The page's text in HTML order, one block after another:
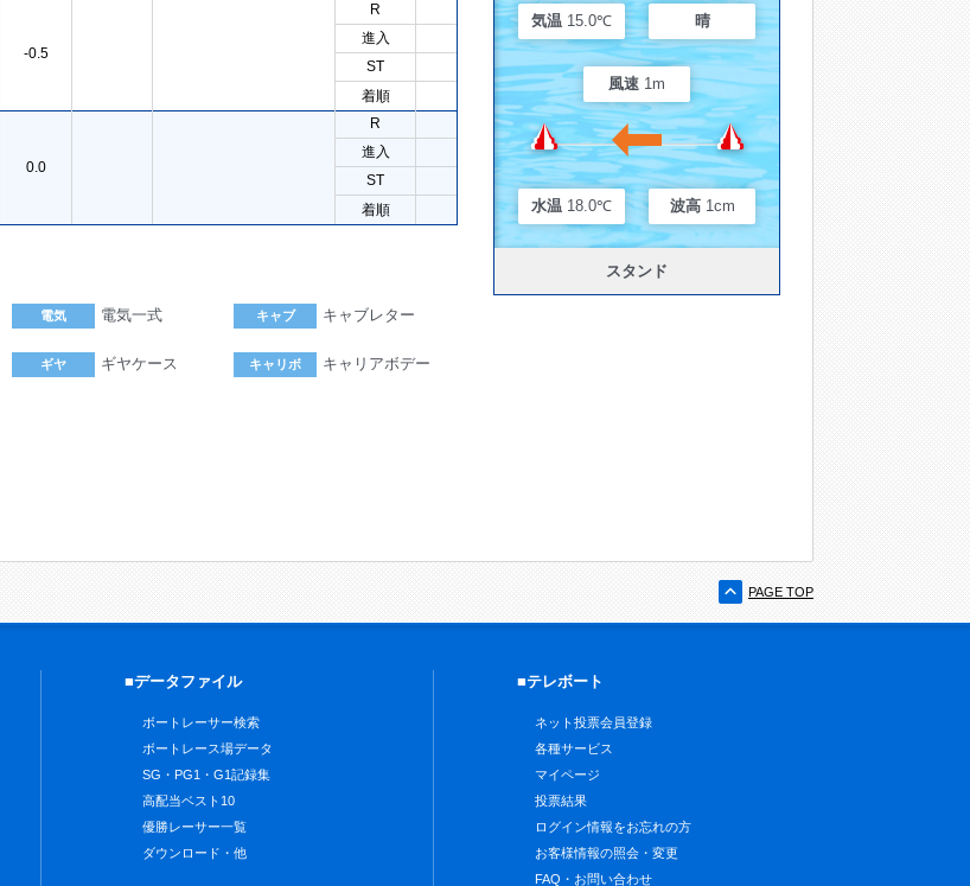
-0.5
R
進入
ST
着順
0.0
R
進入
ST
着順
電気 電気一式 キャブ キャブレター
ギヤ ギヤケース キャリボ キャリアボデー
気温 15.0℃ 晴
風速 1m
水温 18.0℃ 波高 1cm
スタンド
PAGE TOP
■データファイル
ボートレーサー検索
ボートレース場データ
SG・PG1・G1記録集
高配当ベスト10
優勝レーサー一覧
ダウンロード・他
■テレボート
ネット投票会員登録
各種サービス
マイページ
投票結果
ログイン情報をお忘れの方
お客様情報の照会・変更
FAQ・お問い合わせ